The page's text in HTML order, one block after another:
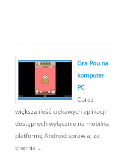
Gra Pou na
komputer
PC
Coraz
większa ilość ciekawych aplikacji
dostępnych wyłącznie na mobilna
platformę Android sprawia, że
chętnie ...